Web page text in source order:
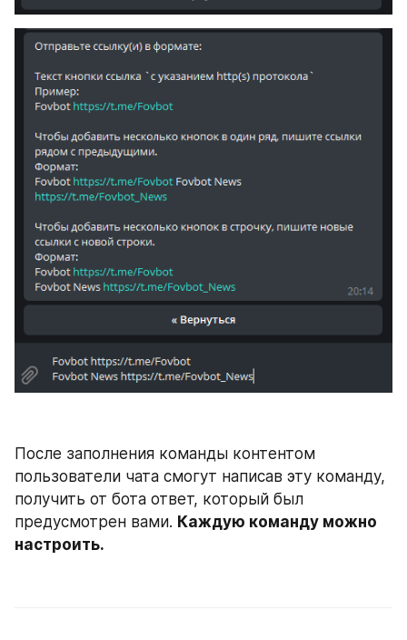
После заполнения команды контентом
пользователи чата смогут написав эту команду,
получить от бота ответ, который был
предусмотрен вами. Каждую команду можно
настроить.